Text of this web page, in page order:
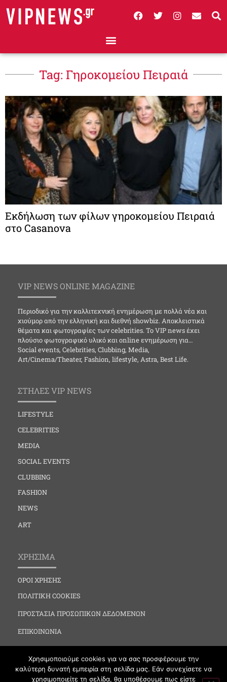
Tag: Γηροκομείου Πειραιά
Εκδήλωση των φίλων γηροκομείου Πειραιά
στο Casanova
VIP NEWS ONLINE MAGAZINE
Περιοδικό για την καλλιτεχνική ενημέρωση με πολλά νέα και
χιούμορ από την ελληνική και διεθνή showbiz. Αποκλειστικά
θέματα και φωτογραφίες των celebrities. Το VIP news έχει
πλούσιο φωτογραφικό υλικό και online ενημέρωση για…
Social events, Celebrities, Clubbing, Media,
Art/Cinema/Theater, Fashion, lifestyle, Astra, Best Life.
ΣΤΗΛΕΣ VIP NEWS
LIFESTYLE
CELEBRITIES
MEDIA
SOCIAL EVENTS
CLUBBING
FASHION
NEWS
ART
ΧΡΗΣΙΜΑ
ΟΡΟΙ ΧΡΗΣΗΣ
ΠΟΛΙΤΙΚΗ COOKIES
ΠΡΟΣΤΑΣΙΑ ΠΡΟΣΩΠΙΚΩΝ ΔΕΔΟΜΕΝΩΝ
ΕΠΙΚΟΙΝΩΝΙΑ
Χρησιμοποιούμε cookies για να σας προσφέρουμε την
καλύτερη δυνατή εμπειρία στη σελίδα μας. Εάν συνεχίσετε να
χρησιμοποιείτε τη σελίδα, θα υποθέσουμε πως είστε